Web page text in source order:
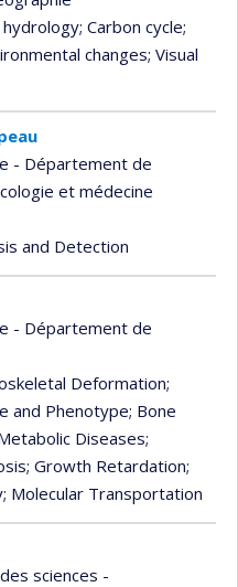
; Carbon cycle;
changes; Visual
- Département de
et médecine
and Detection
- Département de
Deformation;
and Phenotype; Bone
Diseases;
; Growth Retardation;
; Molecular Transportation
sciences -